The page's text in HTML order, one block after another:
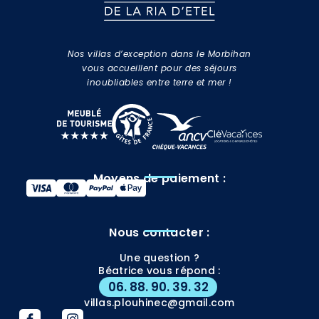
Nos villas d’exception dans le Morbihan
vous accueillent pour des séjours
inoubliables entre terre et mer !
Moyens de paiement :
Nous contacter :
Une question ?
Béatrice vous répond :
06. 88. 90. 39. 32
villas.plouhinec@gmail.com